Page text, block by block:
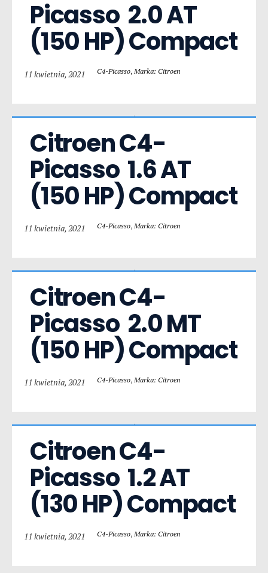
Picasso  2.0 AT
(150 HP) Compact
11 kwietnia, 2021 C4-Picasso, Marka: Citroen
Citroen C4-
Picasso  1.6 AT
(150 HP) Compact
11 kwietnia, 2021 C4-Picasso, Marka: Citroen
Citroen C4-
Picasso  2.0 MT
(150 HP) Compact
11 kwietnia, 2021 C4-Picasso, Marka: Citroen
Citroen C4-
Picasso  1.2 AT
(130 HP) Compact
11 kwietnia, 2021 C4-Picasso, Marka: Citroen